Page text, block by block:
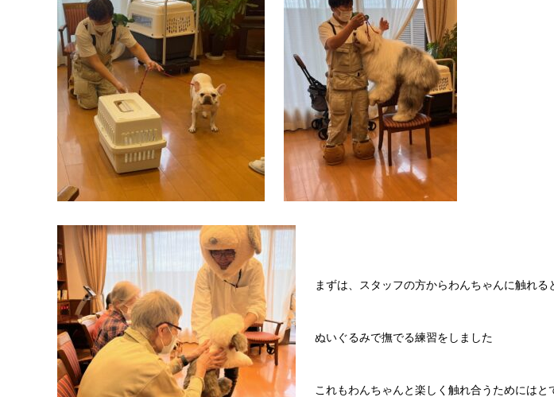
まずは、スタッフの方からわんちゃんに触れる
ぬいぐるみで撫でる練習をしました
これもわんちゃんと楽しく触れ合うためにはと